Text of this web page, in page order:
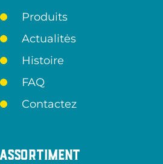
Produits
Actualitės
Histoire
FAQ
Contactez
Assortiment